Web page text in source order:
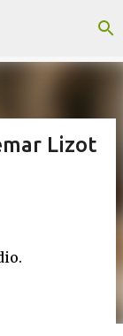
Lizot